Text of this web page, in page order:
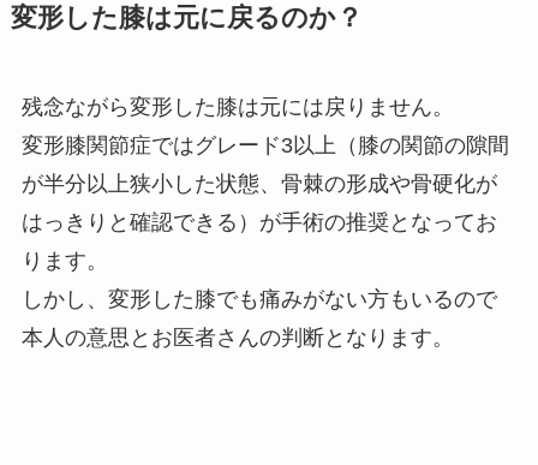
変形した膝は元に戻るのか？
残念ながら変形した膝は元には戻りません。
変形膝関節症ではグレード3以上（膝の関節の隙間
が半分以上狭小した状態、骨棘の形成や骨硬化が
はっきりと確認できる）が手術の推奨となってお
ります。
しかし、変形した膝でも痛みがない方もいるので
本人の意思とお医者さんの判断となります。